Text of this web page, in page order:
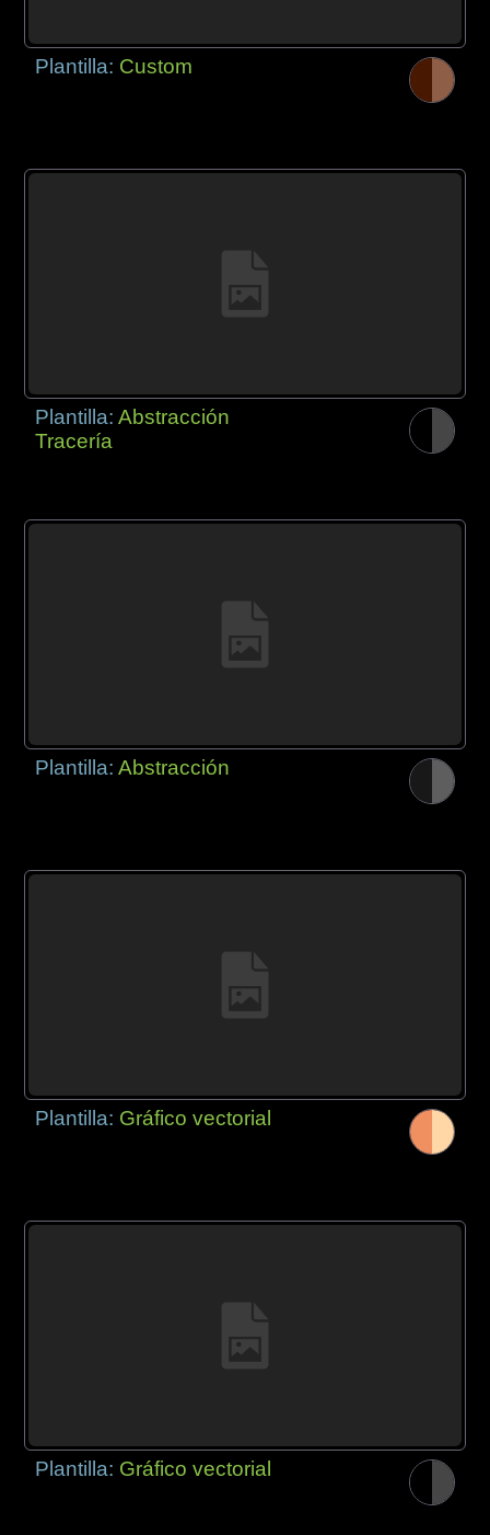
Plantilla: Custom
Plantilla:Abstracción
Tracería
Plantilla:Abstracción
Plantilla: Gráfico vectorial
Plantilla: Gráfico vectorial